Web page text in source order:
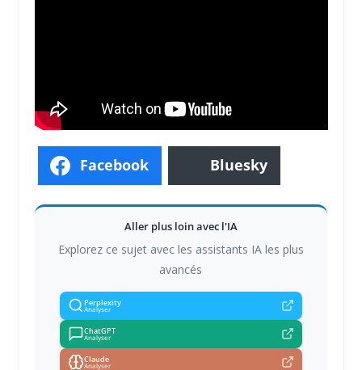
Facebook Bluesky
Aller plus loin avec l'IA
Explorez ce sujet avec les assistants IA les plus
avancés
Perplexity
Analyser
ChatGPT
Analyser
Claude
Analyser